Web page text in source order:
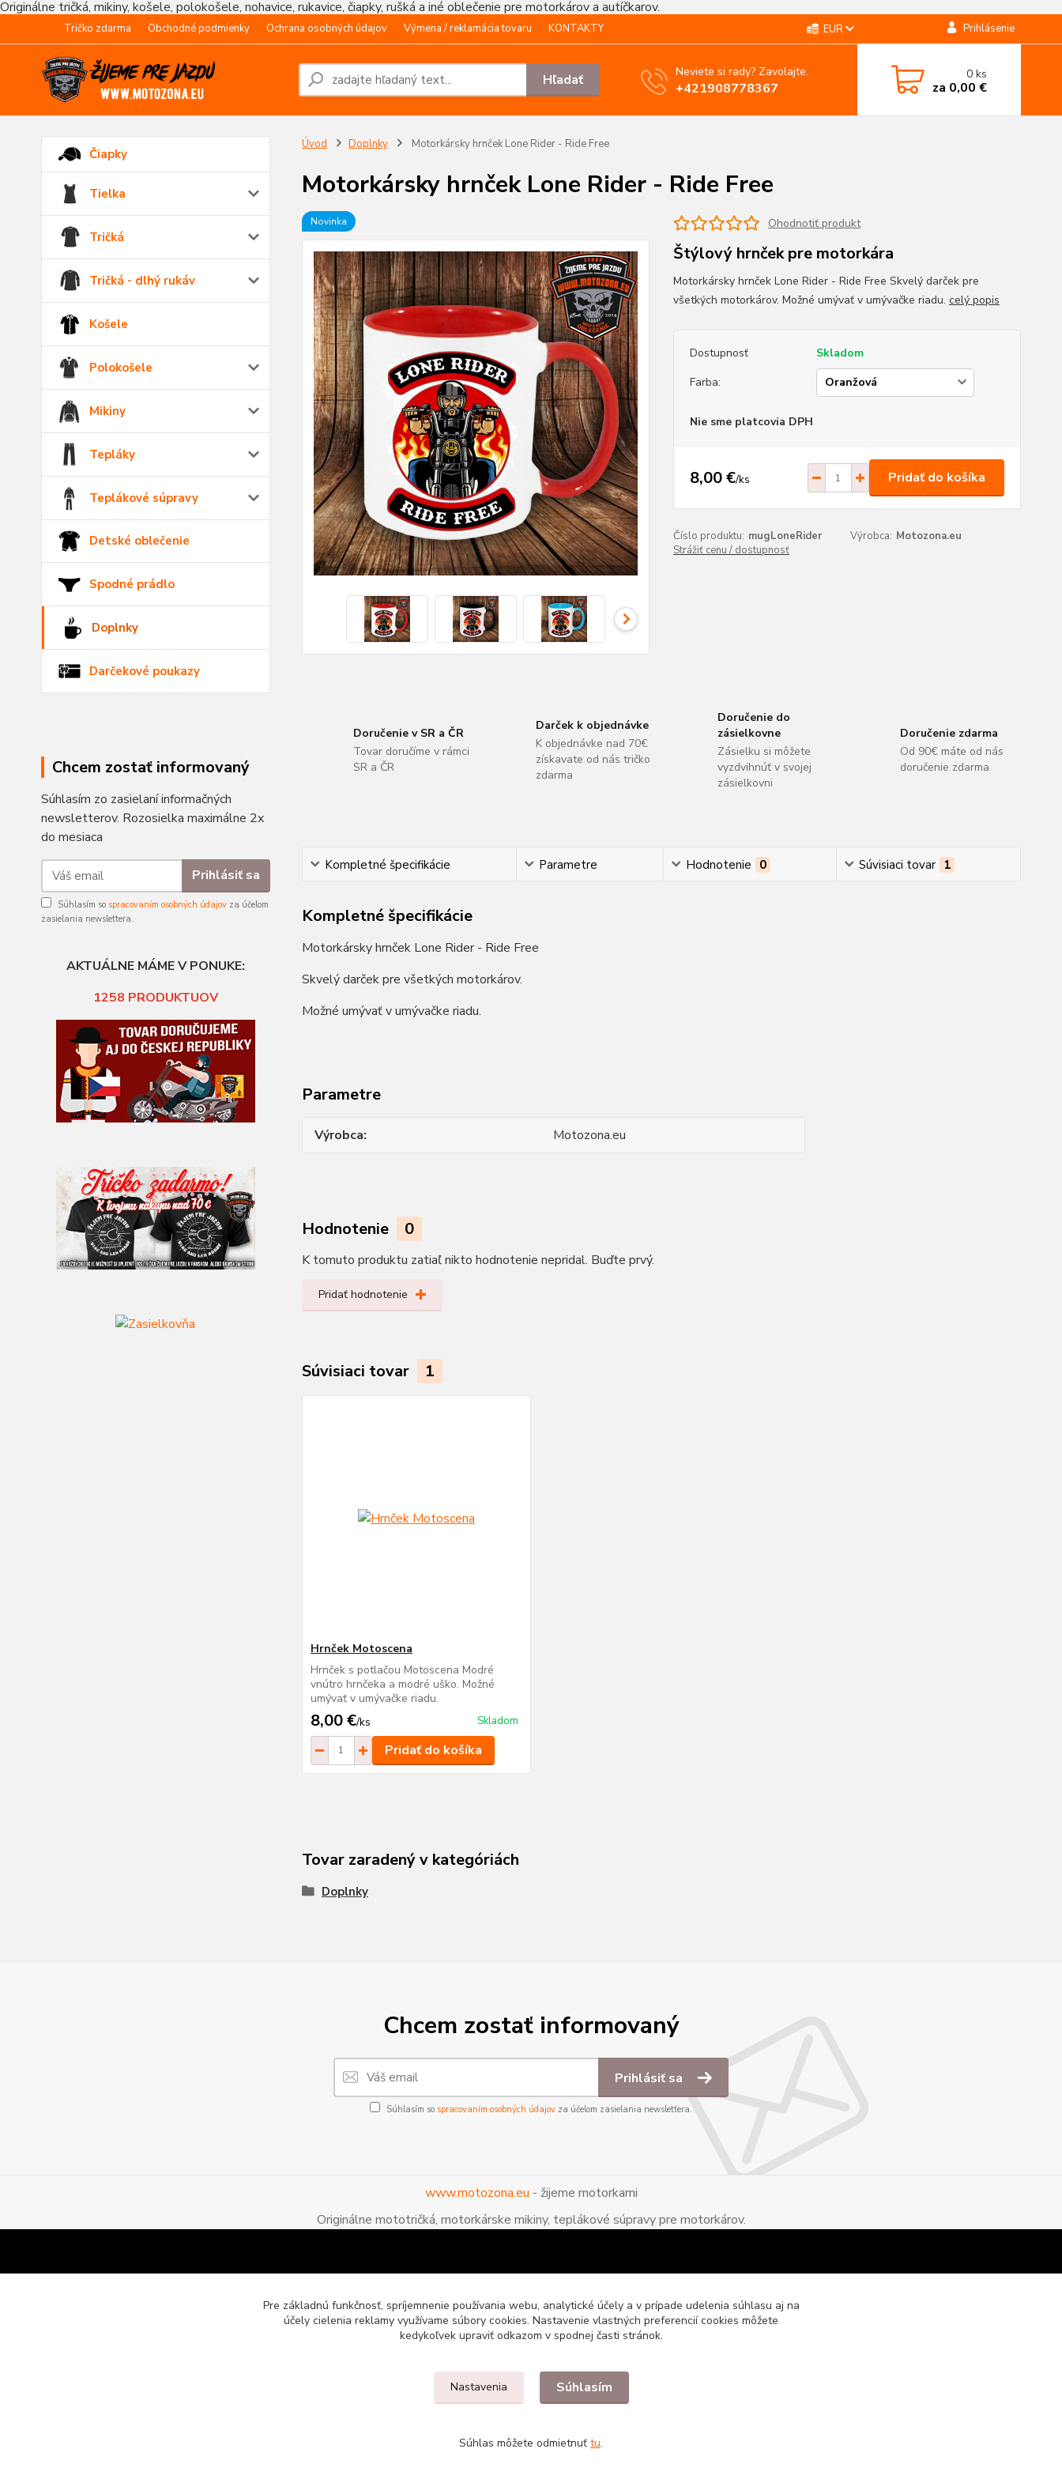
Originálne tričká, mikiny, košele, polokošele, nohavice, rukavice, čiapky, rušká a iné oblečenie pre motorkárov a autíčkarov.
Tričko zdarma Obchodné podmienky Ochrana osobných údajov Výmena / reklamácia tovaru KONTAKTY EUR Prihlásenie
Hľadať Neviete si rady? Zavolajte.
+421908778367
0ks
za 0,00 €
Čiapky
Tielka
Tričká
Tričká - dlhý rukáv
Košele
Polokošele
Mikiny
Tepláky
Teplákové súpravy
Detské oblečenie
Spodné prádlo
Doplnky
Darčekové poukazy
Chcem zostať informovaný
Súhlasím zo zasielaní informačných
newsletterov. Rozosielka maximálne 2x
do mesiaca
Prihlásiť sa
Súhlasím so spracovaním osobných údajov za účelom
zasielania newslettera.
AKTUÁLNE MÁME V PONUKE:
1258 PRODUKTUOV
Úvod Doplnky Motorkársky hrnček Lone Rider - Ride Free
Motorkársky hrnček Lone Rider - Ride Free
Novinka Ohodnotiť produkt
Štýlový hrnček pre motorkára
Motorkársky hrnček Lone Rider - Ride Free Skvelý darček pre
všetkých motorkárov. Možné umývať v umývačke riadu. celý popis
Dostupnosť
Skladom
Farba:
Nie sme platcovia DPH
8,00 €/ks Pridať do košíka
Číslo produktu: mugLoneRider Výrobca: Motozona.eu
Strážiť cenu / dostupnosť
Doručenie v SR a ČR
Tovar doručíme v rámci
SR a ČR
Darček k objednávke
K objednávke nad 70€
získavate od nás tričko
zdarma
Doručenie do
zásielkovne
Zásielku si môžete
vyzdvihnúť v svojej
zásielkovni
Doručenie zdarma
Od 90€ máte od nás
doručenie zdarma
Kompletné špecifikácie Parametre Hodnotenie 0 Súvisiaci tovar 1
Kompletné špecifikácie
Motorkársky hrnček Lone Rider - Ride Free
Skvelý darček pre všetkých motorkárov.
Možné umývať v umývačke riadu.
Parametre
Výrobca Motozona.eu
Hodnotenie 0
K tomuto produktu zatiaľ nikto hodnotenie nepridal. Buďte prvý.
Pridať hodnotenie
Súvisiaci tovar 1
Hrnček Motoscena
Hrnček s potlačou Motoscena Modré
vnútro hrnčeka a modré uško. Možné
umývať v umývačke riadu.
8,00 €/ks Skladom
Pridať do košíka
Tovar zaradený v kategóriách
Doplnky
Chcem zostať informovaný
Prihlásiť sa
Súhlasím so spracovaním osobných údajov za účelom zasielania newslettera.
www.motozona.eu - žijeme motorkami
Originálne mototričká, motorkárske mikiny, teplákové súpravy pre motorkárov.
Pre základnú funkčnosť, spríjemnenie používania webu, analytické účely a v prípade udelenia súhlasu aj na
účely cielenia reklamy využívame súbory cookies. Nastavenie vlastných preferencií cookies môžete
kedykoľvek upraviť odkazom v spodnej časti stránok.
Nastavenia Súhlasím
Súhlas môžete odmietnuť tu.